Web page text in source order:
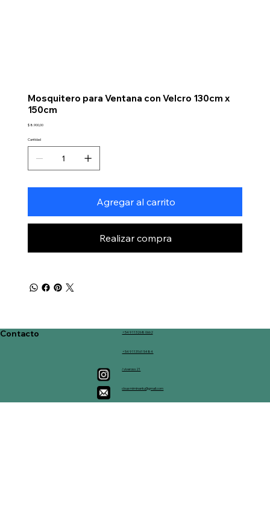
Mosquitero para Ventana con Velcro 130cm x
150cm
Precio
$ 8.900,00
Cantidad
Agregar al carrito
Realizar compra
+54 9 113268 0662
+54 9 113161 5484
/viveross21
clousmiminantu@gmail.com
Contacto